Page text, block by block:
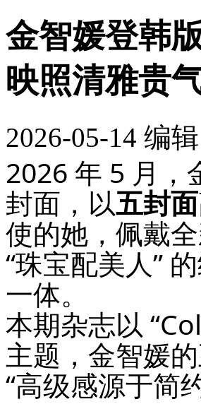
金智媛登韩
映照清雅贵
2026-05-14 编
2026 年 5 月，
封面，以五封面
使的她，佩戴
“珠宝配美人”
一体。
本期杂志以
主题，金智媛
“高级感源于简